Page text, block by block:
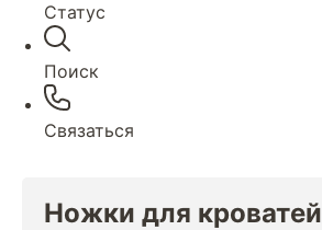
Статус
Поиск
Связаться
Ножки для кроватей